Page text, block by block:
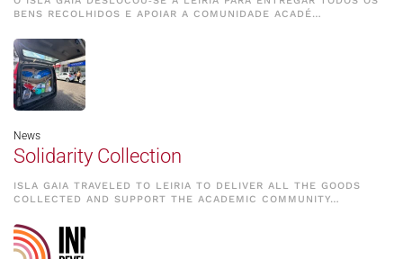
BENS RECOLHIDOS E APOIAR A COMUNIDADE ACADÉ…
News
Solidarity Collection
ISLA GAIA TRAVELED TO LEIRIA TO DELIVER ALL THE GOODS
COLLECTED AND SUPPORT THE ACADEMIC COMMUNITY…